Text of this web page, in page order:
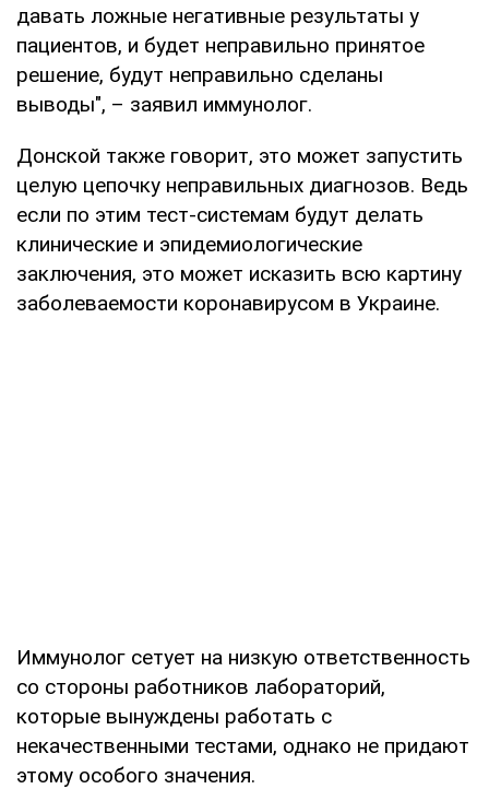
давать ложные негативные результаты у
пациентов, и будет неправильно принятое
решение, будут неправильно сделаны
выводы", – заявил иммунолог.
Донской также говорит, это может запустить
целую цепочку неправильных диагнозов. Ведь
если по этим тест-системам будут делать
клинические и эпидемиологические
заключения, это может исказить всю картину
заболеваемости коронавирусом в Украине.
Иммунолог сетует на низкую ответственность
со стороны работников лабораторий,
которые вынуждены работать с
некачественными тестами, однако не придают
этому особого значения.